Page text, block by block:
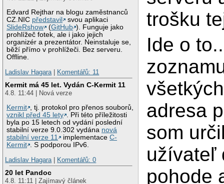
Edvard Rejthar na blogu zaměstnanců
CZ.NIC představil
svou aplikaci
SlideRshow
(GitHub ). Funguje jako
prohlížeč fotek, ale i jako jejich
organizér a prezentátor. Neinstaluje se,
běží přímo v prohlížeči. Bez serveru.
Offline.
Ladislav Hagara | Komentářů: 11
Kermit má 45 let. Vydán C-Kermit 11
4.8. 11:44 | Nová verze
Kermit , tj. protokol pro přenos souborů,
vznikl před 45 lety . Při této příležitosti
byla po 15 letech od vydání poslední
stabilní verze 9.0.302 vydána nová
stabilní verze 11
implementaceC-
Kermit . S podporou IPv6.
Ladislav Hagara | Komentářů: 0
20 let Pandoc
4.8. 11:11 | Zajímavý článek
trošku
Ide o
adresa
som
užívateľ
pohode